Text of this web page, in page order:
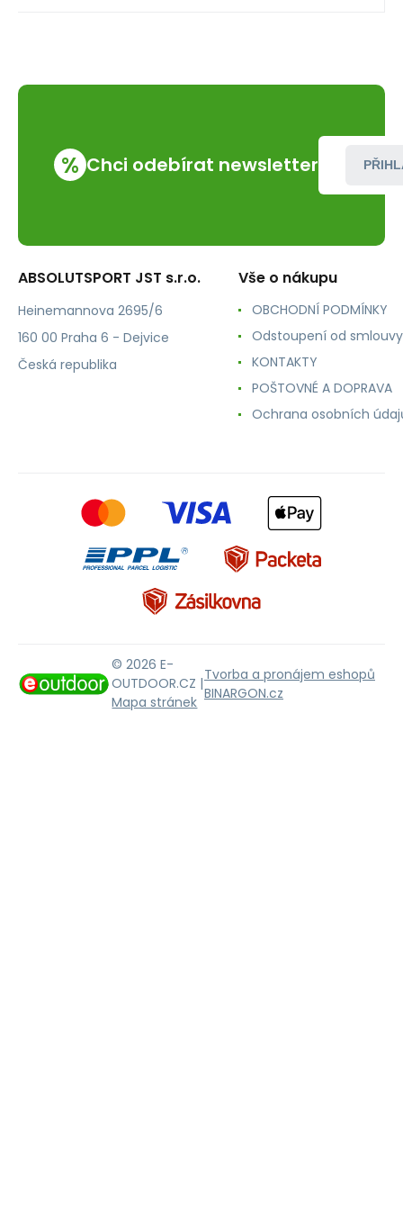
% Chci odebírat newsletter
ABSOLUTSPORT JST s.r.o.
Heinemannova 2695/6
160 00 Praha 6 - Dejvice
Česká republika
Vše o nákupu
OBCHODNÍ PODMÍNKY
Odstoupení od smlouvy
KONTAKTY
POŠTOVNÉ A DOPRAVA
Ochrana osobních
© 2026 E-
OUTDOOR.CZ |
Mapa stránek
Tvorba a pronájem eshopů
BINARGON.cz